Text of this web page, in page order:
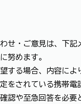
せ・ご意見は、下
努めます。
する場合、内容によ
をされている携帯電
認や至急回答を必